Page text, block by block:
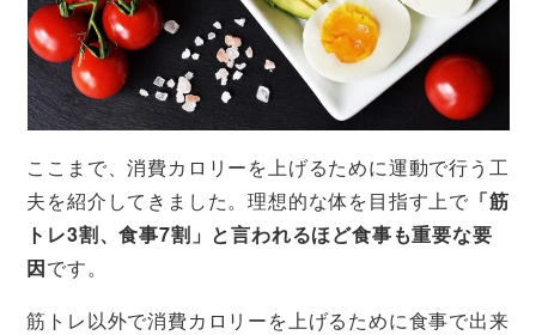
ここまで、消費カロリーを上げるために運動で行う工
夫を紹介してきました。理想的な体を目指す上で 「筋
トレ3割、食事7割」と言われるほど食事も重要な要
因です。
筋トレ以外で消費カロリーを上げるために食事で出来